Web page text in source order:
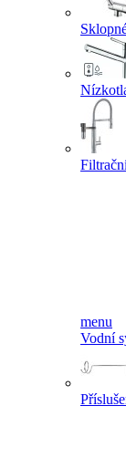
menu
Vodní